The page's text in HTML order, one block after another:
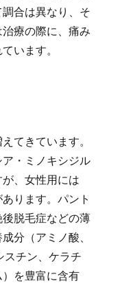
合は異なり、そ
療の際に、痛み
います。
てきています。
・ミノキシジル
、女性用には
ります。パント
脱毛症などの薄
分（アミノ酸、
チン、ケラチ
を豊富に含有